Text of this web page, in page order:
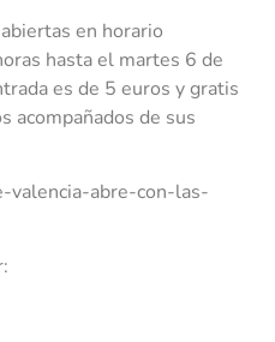
en horario
hasta el martes 6 de
es de 5 euros y gratis
acompañados de sus